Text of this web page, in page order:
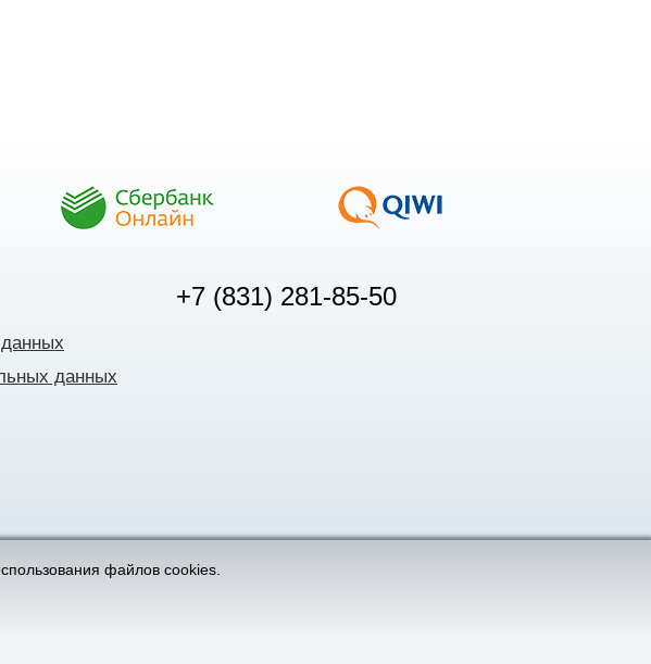
+7 (831) 281-85-50
данных
файлов cookies.